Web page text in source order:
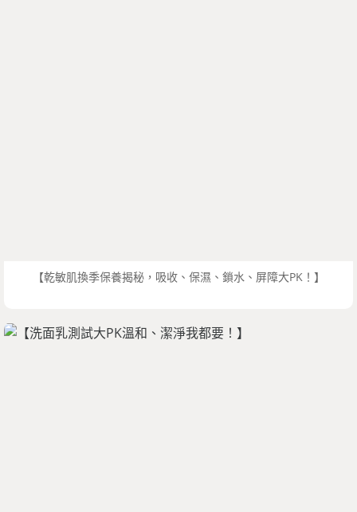
【乾敏肌換季保養揭秘，吸收、保濕、鎖水、屏障大PK！】